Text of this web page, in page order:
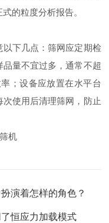
的粒度分析报告。
以下几点：筛网应定期检
量不宜过多，通常不超
；设备应放置在水平台
使用后清理筛网，防止
演着怎样的角色？
恒应力加载模式